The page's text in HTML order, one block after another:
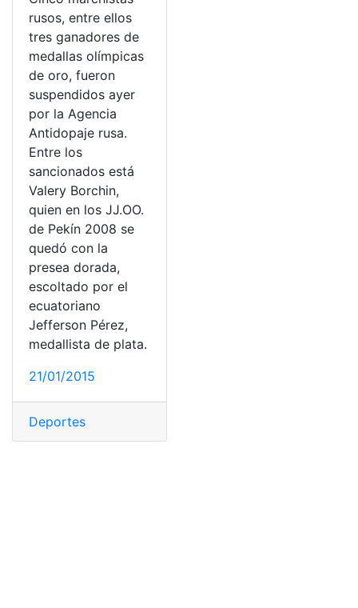
rusos, entre ellos
tres ganadores de
medallas olímpicas
de oro, fueron
suspendidos ayer
por la Agencia
Antidopaje rusa.
Entre los
sancionados está
Valery Borchin,
quien en los JJ.OO.
de Pekín 2008 se
quedó con la
presea dorada,
escoltado por el
ecuatoriano
Jefferson Pérez,
medallista de plata.
21/01/2015
Deportes